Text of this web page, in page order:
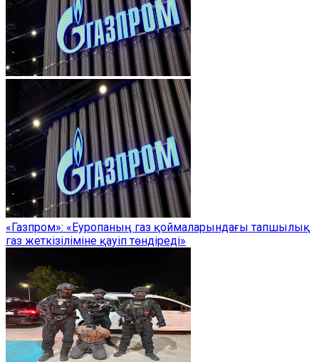
«Газпром»: «Еуропаның газ қоймаларындағы тапшылық
газ жеткізіліміне қауіп төндіреді»